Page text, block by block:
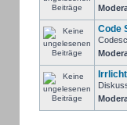
Code